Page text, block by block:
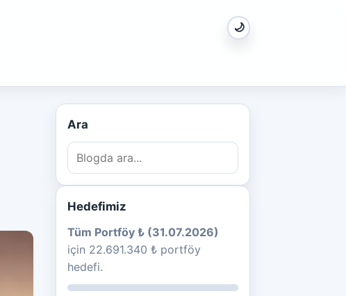
🌙
Ara
Hedefimiz
Tüm Portföy ₺ (31.07.2026)
için 22.691.340 ₺ portföy
hedefi.